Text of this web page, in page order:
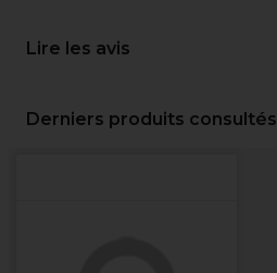
Lire les avis
Derniers produits consultés